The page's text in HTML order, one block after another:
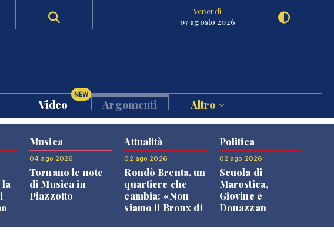
Venerdì
07 agosto 2026
Video
NEW
Argomenti Altro
Musica
04 ago 2026
Tornano le note
di Musica in
Piazzotto
Attualità
02 ago 2026
Rondò Brenta, un
quartiere che
cambia: «Non
siamo il Bronx di
Politica
02 ago 2026
Scuola di
Marostica,
Giovine e
Donazzan